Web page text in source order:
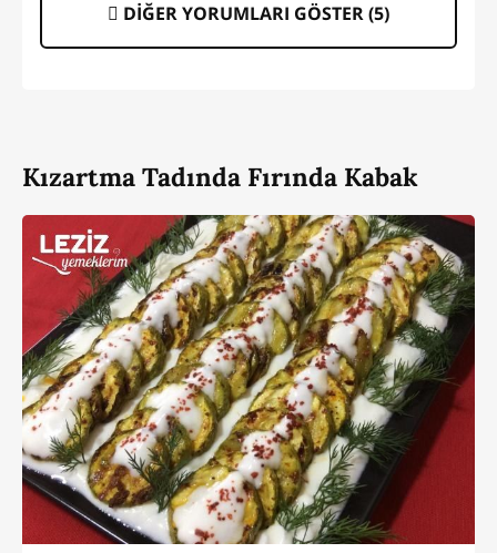
DİĞER YORUMLARI GÖSTER (5)
Kızartma Tadında Fırında Kabak